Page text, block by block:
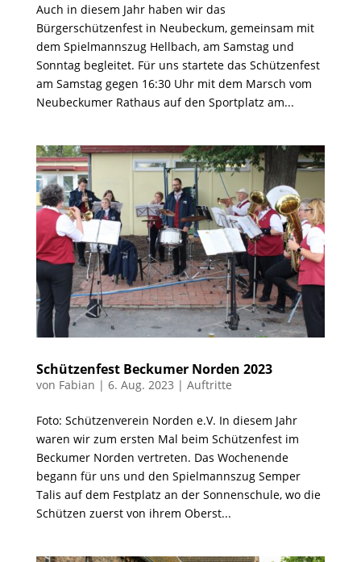
Auch in diesem Jahr haben wir das
Bürgerschützenfest in Neubeckum, gemeinsam mit
dem Spielmannszug Hellbach, am Samstag und
Sonntag begleitet. Für uns startete das Schützenfest
am Samstag gegen 16:30 Uhr mit dem Marsch vom
Neubeckumer Rathaus auf den Sportplatz am...
Schützenfest Beckumer Norden 2023
von Fabian | 6. Aug. 2023 | Auftritte
Foto: Schützenverein Norden e.V. In diesem Jahr
waren wir zum ersten Mal beim Schützenfest im
Beckumer Norden vertreten. Das Wochenende
begann für uns und den Spielmannszug Semper
Talis auf dem Festplatz an der Sonnenschule, wo die
Schützen zuerst von ihrem Oberst...